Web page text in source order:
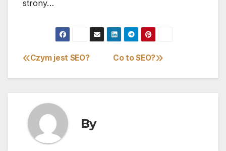
strony…
Nawigacja
wpisu
Co to SEO?
Czym jest SEO?
By